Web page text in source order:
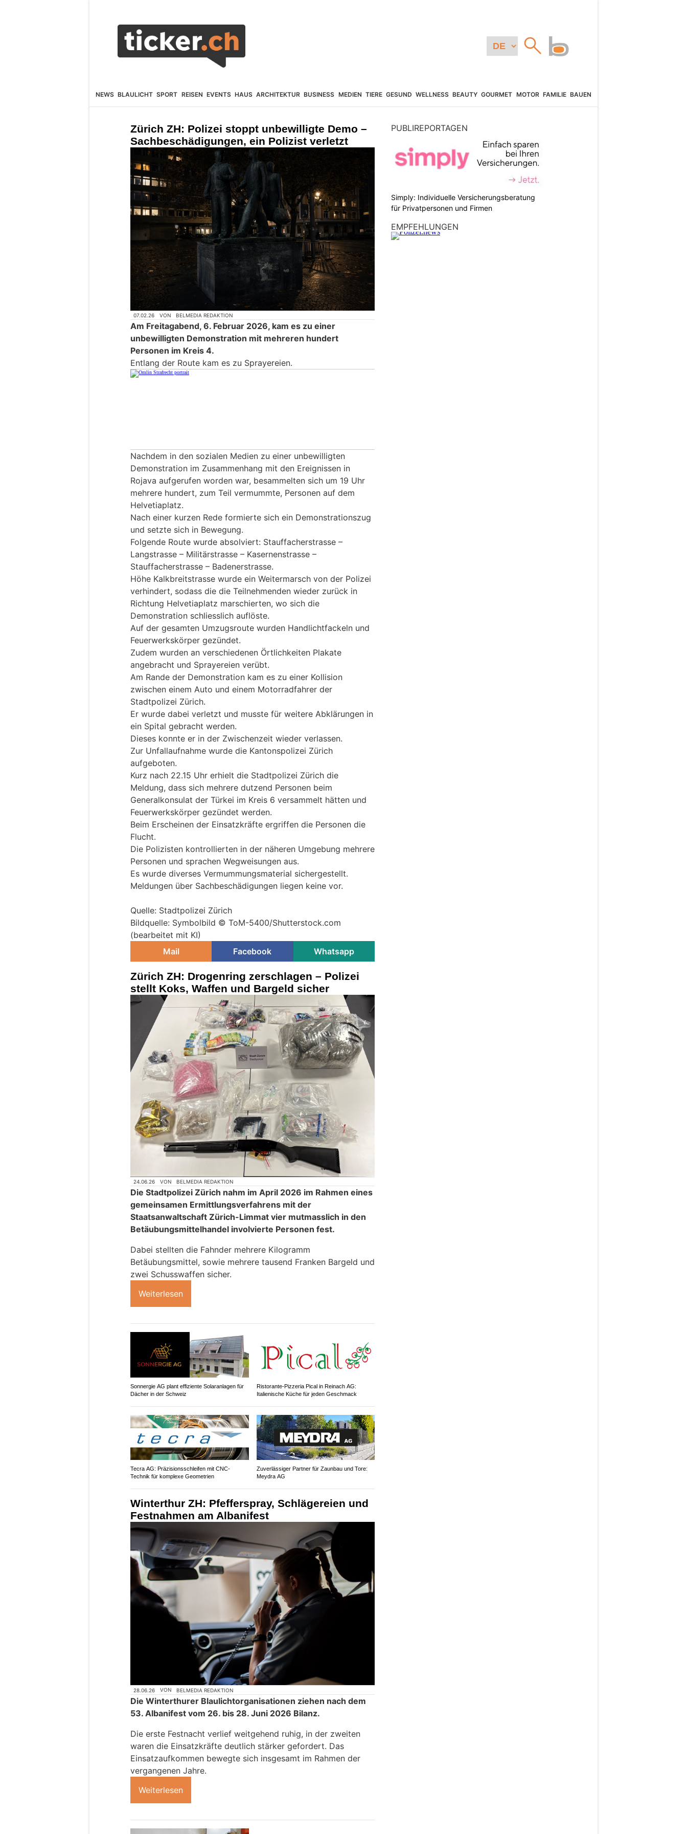
NEWS BLAULICHT SPORT REISEN EVENTS HAUS ARCHITEKTUR BUSINESS MEDIEN TIERE GESUND WELLNESS BEAUTY GOURMET MOTOR FAMILIE BAUEN
Zürich ZH: Polizei stoppt unbewilligte Demo –
Sachbeschädigungen, ein Polizist verletzt
07.02.26 VON BELMEDIA REDAKTION
Am Freitagabend, 6. Februar 2026, kam es zu einer
unbewilligten Demonstration mit mehreren hundert
Personen im Kreis 4.
Entlang der Route kam es zu Sprayereien.
Nachdem in den sozialen Medien zu einer unbewilligten
Demonstration im Zusammenhang mit den Ereignissen in
Rojava aufgerufen worden war, besammelten sich um 19 Uhr
mehrere hundert, zum Teil vermummte, Personen auf dem
Helvetiaplatz.
Nach einer kurzen Rede formierte sich ein Demonstrationszug
und setzte sich in Bewegung.
Folgende Route wurde absolviert: Stauffacherstrasse –
Langstrasse – Militärstrasse – Kasernenstrasse –
Stauffacherstrasse – Badenerstrasse.
Höhe Kalkbreitstrasse wurde ein Weitermarsch von der Polizei
verhindert, sodass die die Teilnehmenden wieder zurück in
Richtung Helvetiaplatz marschierten, wo sich die
Demonstration schliesslich auflöste.
Auf der gesamten Umzugsroute wurden Handlichtfackeln und
Feuerwerkskörper gezündet.
Zudem wurden an verschiedenen Örtlichkeiten Plakate
angebracht und Sprayereien verübt.
Am Rande der Demonstration kam es zu einer Kollision
zwischen einem Auto und einem Motorradfahrer der
Stadtpolizei Zürich.
Er wurde dabei verletzt und musste für weitere Abklärungen in
ein Spital gebracht werden.
Dieses konnte er in der Zwischenzeit wieder verlassen.
Zur Unfallaufnahme wurde die Kantonspolizei Zürich
aufgeboten.
Kurz nach 22.15 Uhr erhielt die Stadtpolizei Zürich die
Meldung, dass sich mehrere dutzend Personen beim
Generalkonsulat der Türkei im Kreis 6 versammelt hätten und
Feuerwerkskörper gezündet werden.
Beim Erscheinen der Einsatzkräfte ergriffen die Personen die
Flucht.
Die Polizisten kontrollierten in der näheren Umgebung mehrere
Personen und sprachen Wegweisungen aus.
Es wurde diverses Vermummungsmaterial sichergestellt.
Meldungen über Sachbeschädigungen liegen keine vor.
Quelle: Stadtpolizei Zürich
Bildquelle: Symbolbild © ToM-5400/Shutterstock.com
(bearbeitet mit KI)
Mail
Facebook Whatsapp
Zürich ZH: Drogenring zerschlagen – Polizei
stellt Koks, Waffen und Bargeld sicher
24.06.26 VON BELMEDIA REDAKTION
Die Stadtpolizei Zürich nahm im April 2026 im Rahmen eines
gemeinsamen Ermittlungsverfahrens mit der
Staatsanwaltschaft Zürich-Limmat vier mutmasslich in den
Betäubungsmittelhandel involvierte Personen fest.
Dabei stellten die Fahnder mehrere Kilogramm
Betäubungsmittel, sowie mehrere tausend Franken Bargeld und
zwei Schusswaffen sicher.
Weiterlesen
Sonnergie AG plant effiziente Solaranlagen für
Dächer in der Schweiz
Ristorante-Pizzeria Pical in Reinach AG:
Italienische Küche für jeden Geschmack
Tecra AG: Präzisionsschleifen mit CNC-
Technik für komplexe Geometrien
Zuverlässiger Partner für Zaunbau und Tore:
Meydra AG
Winterthur ZH: Pfefferspray, Schlägereien und
Festnahmen am Albanifest
28.06.26 VON BELMEDIA REDAKTION
Die Winterthurer Blaulichtorganisationen ziehen nach dem
53. Albanifest vom 26. bis 28. Juni 2026 Bilanz.
Die erste Festnacht verlief weitgehend ruhig, in der zweiten
waren die Einsatzkräfte deutlich stärker gefordert. Das
Einsatzaufkommen bewegte sich insgesamt im Rahmen der
vergangenen Jahre.
Weiterlesen
PUBLIREPORTAGEN
Simply: Individuelle Versicherungsberatung
für Privatpersonen und Firmen
EMPFEHLUNGEN